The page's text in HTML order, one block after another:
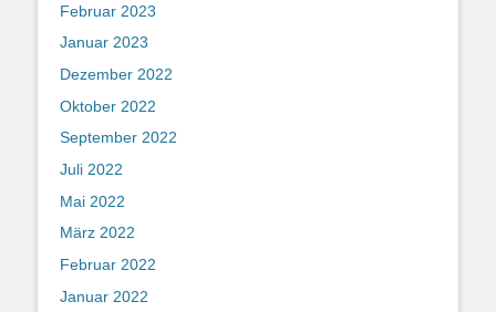
Februar 2023
Januar 2023
Dezember 2022
Oktober 2022
September 2022
Juli 2022
Mai 2022
März 2022
Februar 2022
Januar 2022